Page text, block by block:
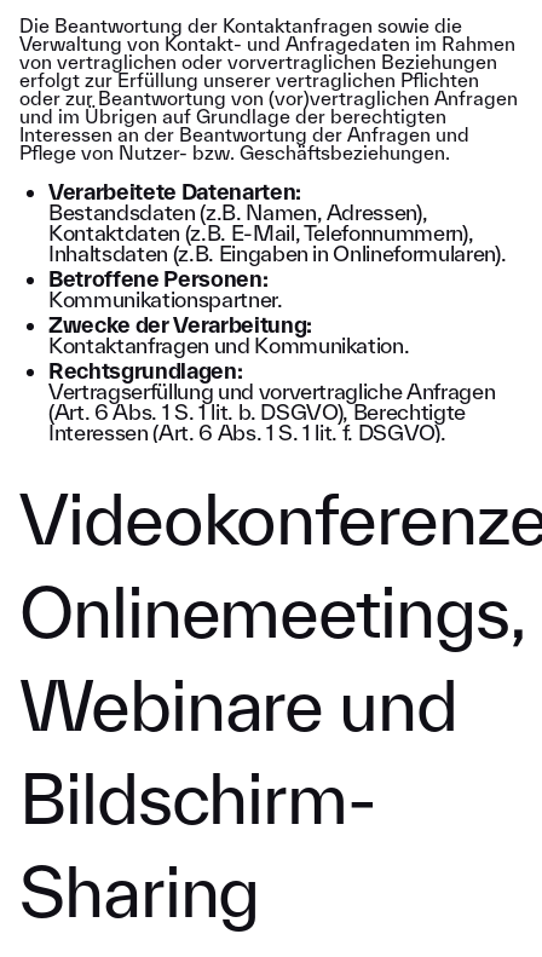
Die Beantwortung der Kontaktanfragen sowie die
Verwaltung von Kontakt- und Anfragedaten im Rahmen
von vertraglichen oder vorvertraglichen Beziehungen
erfolgt zur Erfüllung unserer vertraglichen Pflichten
oder zur Beantwortung von (vor)vertraglichen Anfragen
und im Übrigen auf Grundlage der berechtigten
Interessen an der Beantwortung der Anfragen und
Pflege von Nutzer- bzw. Geschäftsbeziehungen.
Verarbeitete Datenarten:
Bestandsdaten (z.B. Namen, Adressen),
Kontaktdaten (z.B. E-Mail, Telefonnummern),
Inhaltsdaten (z.B. Eingaben in Onlineformularen).
Betroffene Personen:
Kommunikationspartner.
Zwecke der Verarbeitung:
Kontaktanfragen und Kommunikation.
Rechtsgrundlagen:
Vertragserfüllung und vorvertragliche Anfragen
(Art. 6 Abs. 1 S. 1 lit. b. DSGVO), Berechtigte
Interessen (Art. 6 Abs. 1 S. 1 lit. f. DSGVO).
Onlinemeetings,
Webinare und
Bildschirm-
Sharing